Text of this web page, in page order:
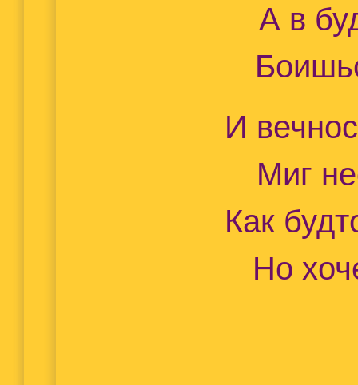
А в
И
Миг
Как
Но